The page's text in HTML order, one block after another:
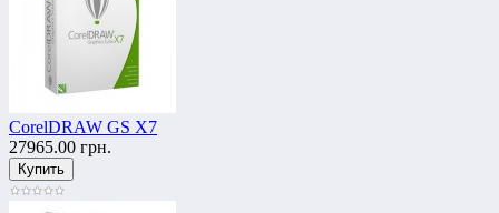
CorelDRAW GS X7
27965.00 грн.